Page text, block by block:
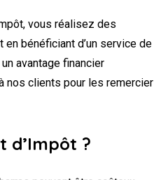
vous réalisez des
bénéficiant d’un service de
avantage financier
nos clients pour les remercier
d’Impôt ?